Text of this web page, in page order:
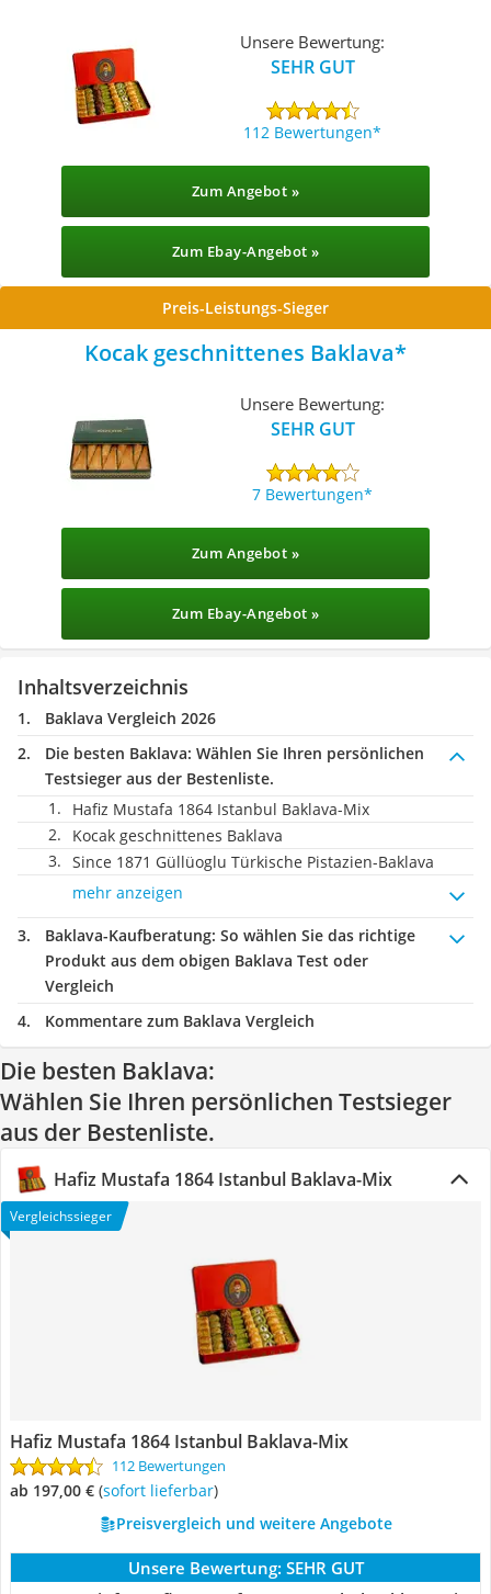
Unsere Bewertung:
SEHR GUT
112 Bewertungen
Zum Angebot »
Zum Ebay-Angebot »
Preis-Leistungs-Sieger
Kocak geschnittenes Baklava
Unsere Bewertung:
SEHR GUT
7 Bewertungen
Zum Angebot »
Zum Ebay-Angebot »
Inhaltsverzeichnis
Baklava Vergleich 2026
Die besten Baklava: Wählen Sie Ihren persönlichen
Testsieger aus der Bestenliste.
Hafiz Mustafa 1864 Istanbul Baklava-Mix
Kocak geschnittenes Baklava
Since 1871 Güllüoglu Türkische Pistazien-Baklava
mehr anzeigen
Baklava-Kaufberatung: So wählen Sie das richtige
Produkt aus dem obigen Baklava Test oder
Vergleich
Kommentare zum Baklava Vergleich
Die besten Baklava:
Wählen Sie Ihren persönlichen Testsieger
aus der Bestenliste.
Hafiz Mustafa 1864 Istanbul Baklava-Mix
Vergleichssieger
Hafiz Mustafa 1864 Istanbul Baklava-Mix
112 Bewertungen
ab 197,00 € ( Sofort lieferbar)
Preisvergleich und weitere Angebote
Unsere Bewertung: SEHR GUT